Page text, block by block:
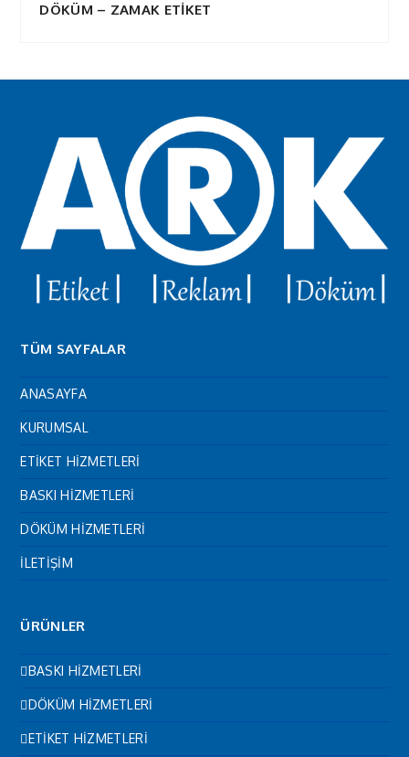
DÖKÜM – ZAMAK ETİKET
TÜM SAYFALAR
ANASAYFA
KURUMSAL
ETİKET HİZMETLERİ
BASKI HİZMETLERİ
DÖKÜM HİZMETLERİ
İLETİŞİM
ÜRÜNLER
BASKI HİZMETLERİ
DÖKÜM HİZMETLERİ
ETİKET HİZMETLERİ